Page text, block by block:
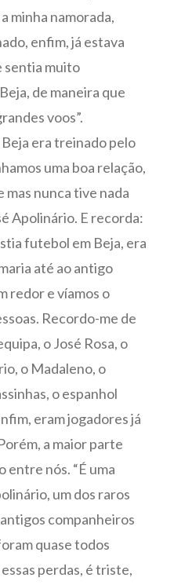
minha namorada,
enfim, já estava
sentia muito
de maneira que
voos”.
era treinado pelo
uma boa relação,
nunca tive nada
Apolinário. E recorda:
futebol em Beja, era
até ao antigo
redor e víamos o
Recordo-me de
o José Rosa, o
o Madaleno, o
o espanhol
eram jogadores já
a maior parte
entre nós. “É uma
um dos raros
companheiros
quase todos
perdas, é triste,